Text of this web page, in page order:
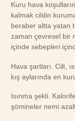
Kuru hava
kalmak cildin
beraber altta yatan
zaman çevresel bir
içinde sebepleri
Hava şartları. Cilt,
kış aylarında en
Isınma şekli.
şömineler nemi